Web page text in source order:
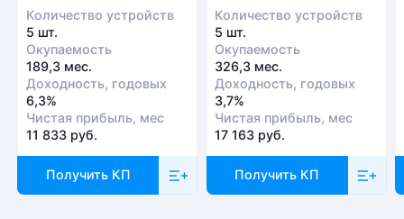
Это единственный способ оплаты в случае, если
заказ оформляется на юридическое лицо.
При получении заказа необходимо иметь при себе
доверенность от организации-заказчика и паспорт
для удостоверения личности
Доставка
Отправка товара осуществляется с понедельника
по пятницу с 10-00 до 19-00. При получении товара
Количество устройств
5 шт.
Окупаемость
189,3 мес.
Доходность, годовых
6,3%
Чистая прибыль, мес
11 833 руб.
Получить КП
Количество устройств
5 шт.
Окупаемость
326,3 мес.
Доходность, годовых
3,7%
Чистая прибыль, мес
17 163 руб.
Получить КП